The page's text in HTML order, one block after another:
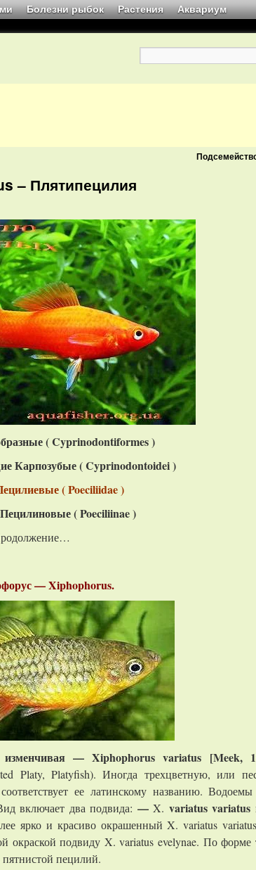
Болезни рыбок Растения Аквариум
– Плятипецилия
( Cyprinodontiformes)
Карпозубые ( Cyprinodontoidei )
( Poeciliidae )
( Poeciliinae )
— Xiphophorus.
— Xiphophorus variatus [Meek,
Platy, Platyfish). Иногда трехцветную, или
ее латинскому названию. Водоемы
включает два подвида: —X. variatus variatus
ярко и красиво окрашенный X. variatus
окраской подвиду X. variatus evelynae. По форме
пецилий.